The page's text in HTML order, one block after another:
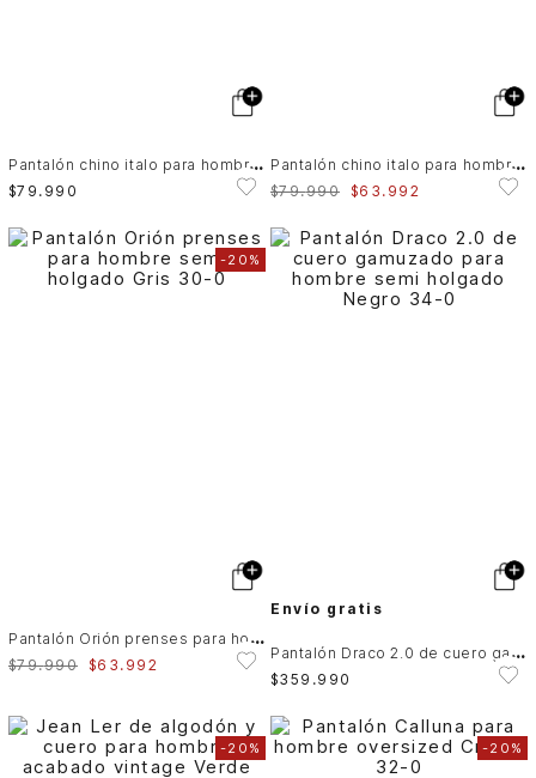
P
antalón chino italo para hombre semifitted
$79 . 990
P
antalón chino italo para hombre semifitted
$79.990 $63 . 992
-20%
P
antalón Orión prenses para hombre semi holgado
$79.990 $63 . 992
Envío gratis
P
antalón Draco 2.0 de cuero gamuzado para hombre semi holgado
$359 .990
-20% -20%